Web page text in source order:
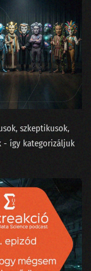
világ
176 - Van-e kilincs a Komplex Rendszerek Tanszékén?
miatt?
170 - A milliárdos matematikus, aki nem hordott zoknit
szkeptikusok,
- így kategorizáljuk